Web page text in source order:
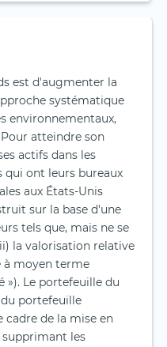
est d'augmenter la
systématique
environnementaux,
atteindre son
actifs dans les
qui ont leurs bureaux
aux États-Unis
sur la base d'une
tels que, mais ne se
la valorisation relative
à moyen terme
Le portefeuille du
portefeuille
cadre de la mise en
les